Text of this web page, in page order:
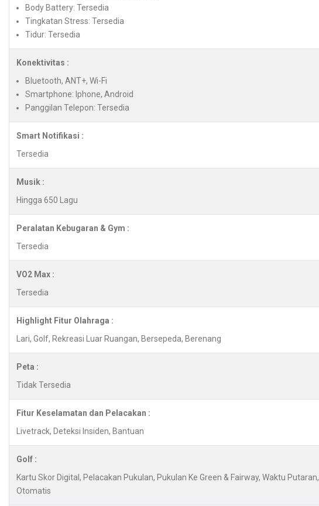
Body Battery: Tersedia
Tingkatan Stress: Tersedia
Tidur: Tersedia
Konektivitas :
Bluetooth, ANT+, Wi-Fi
Smartphone: Iphone, Android
Panggilan Telepon: Tersedia
Smart Notifikasi :
Tersedia
Musik :
Hingga 650 Lagu
Peralatan Kebugaran & Gym :
Tersedia
VO2 Max :
Tersedia
Highlight Fitur Olahraga :
Lari, Golf, Rekreasi Luar Ruangan, Bersepeda, Berenang
Peta :
Tidak Tersedia
Fitur Keselamatan dan Pelacakan :
Livetrack, Deteksi Insiden, Bantuan
Golf :
Kartu Skor Digital, Pelacakan Pukulan, Pukulan Ke Green & Fairway, Waktu
Otomatis